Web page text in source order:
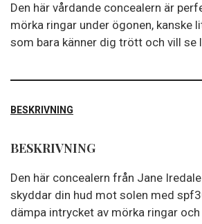
Den här vårdande concealern är
mörka ringar under ögonen, kanske
som bara känner dig trött och vill se
BESKRIVNING
BESKRIVNING
Den här concealern från Jane
skyddar din hud mot solen med
dämpa intrycket av mörka ringar